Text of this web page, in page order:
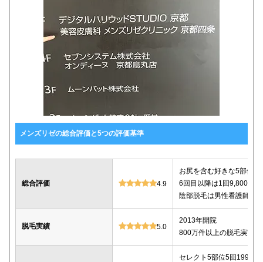
メンズリゼの総合評価と5つの評価基準
総合評価 4.9
お尻を含む好きな5部位
6回目以降は1回9,800円
陰部脱毛は男性看護師が
脱毛実績 5.0
2013年開院
800万件以上の脱毛実績
セレクト5部位5回